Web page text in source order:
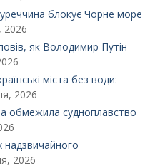
блокує Чорне море
2026
як Володимир Путін
міста без води:
2026
обмежила судноплавство
2026